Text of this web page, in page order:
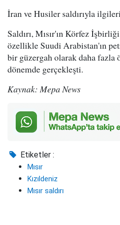
İran ve Husiler saldırıyla
Saldırı, Mısır'ın Körfez
özellikle Suudi Arabistan'ın
bir güzergah olarak daha fazla
dönemde gerçekleşti.
Kaynak: Mepa News
Etiketler :
Mısır
Kızıldeniz
Mısır saldırı